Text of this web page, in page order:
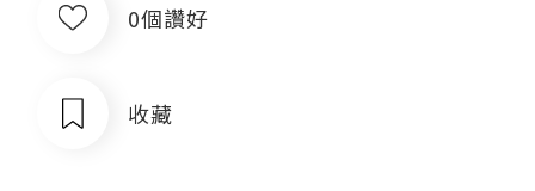
0個讚好
收藏